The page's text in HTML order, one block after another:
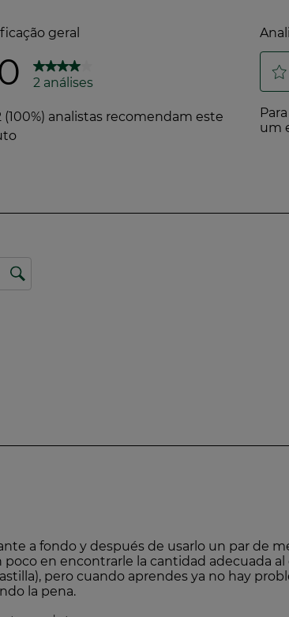
reciclado
primas
âmbito do Sistema de Gestão da
trabalha para a natureza e para as plantas
Act Beautiful com 10 ações concretas e
de avaliação do impacto ambiental e
e bem-estar familiar. Desenvolvido
de mais de 50 critérios para uma maior